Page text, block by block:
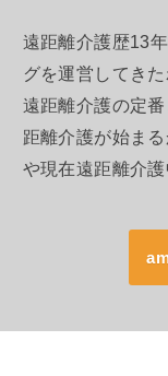
遠距離介護歴13
グを運営してき
遠距離介護の定
距離介護が始ま
や現在遠距離介